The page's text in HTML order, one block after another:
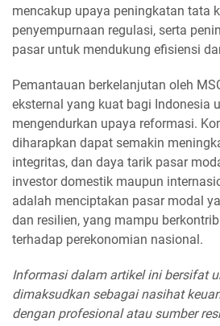
mencakup upaya peningkatan tata
penyempurnaan regulasi, serta
pasar untuk mendukung efisiensi
Pemantauan berkelanjutan oleh
eksternal yang kuat bagi Indonesia
mengendurkan upaya reformasi.
diharapkan dapat semakin
integritas, dan daya tarik pasar
investor domestik maupun
adalah menciptakan pasar modal
dan resilien, yang mampu
terhadap perekonomian nasional.
Informasi dalam artikel ini bersifat
dimaksudkan sebagai nasihat
dengan profesional atau sumber